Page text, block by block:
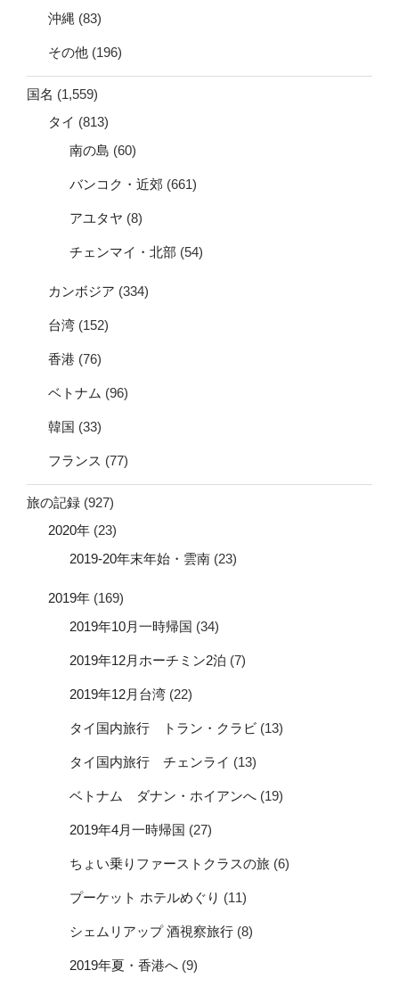
沖縄 (83)
その他 (196)
国名 (1,559)
タイ (813)
南の島 (60)
バンコク・近郊 (661)
アユタヤ (8)
チェンマイ・北部 (54)
カンボジア (334)
台湾 (152)
香港 (76)
ベトナム (96)
韓国 (33)
フランス (77)
旅の記録 (927)
2020年 (23)
2019-20年末年始・雲南 (23)
2019年 (169)
2019年10月一時帰国 (34)
2019年12月ホーチミン2泊 (7)
2019年12月台湾 (22)
タイ国内旅行 トラン・クラビ (13)
タイ国内旅行 チェンライ (13)
ベトナム ダナン・ホイアンへ (19)
2019年4月一時帰国 (27)
ちょい乗りファーストクラスの旅 (6)
プーケット ホテルめぐり (11)
シェムリアップ 酒視察旅行 (8)
2019年夏・香港へ (9)